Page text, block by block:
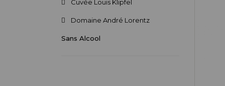
Cuvée Louis Klipfel
Domaine André Lorentz
Sans Alcool